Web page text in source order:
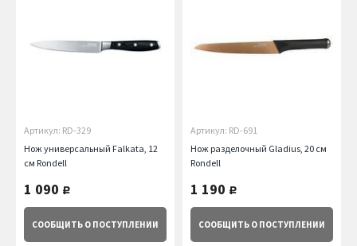
Артикул: RD-329
Нож универсальный Falkata, 12
см Rondell
1 090 руб.
СООБЩИТЬ О ПОСТУПЛЕНИИ
Артикул: RD-691
Нож разделочный Gladius, 20 см
Rondell
1 190 руб.
СООБЩИТЬ О ПОСТУПЛЕНИИ